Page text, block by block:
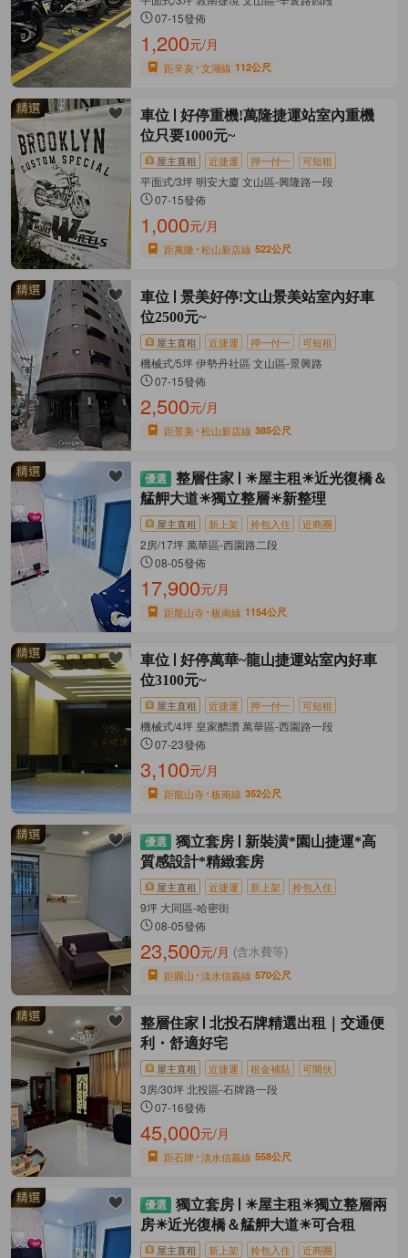
07-15發佈
1,200元/月
距辛亥 文湖線 112公尺
車位
好停重機!萬隆捷運站室內重機
位只要1000元~
屋主直租 近捷運 押一付一 可短租
平面式/3坪 明安大廈 文山區-興隆路一段
07-15發佈
1,000元/月
距萬隆 松山新店線 522公尺
車位
景美好停!文山景美站室內好車
位2500元~
屋主直租 近捷運 押一付一 可短租
機械式/5坪 伊勢丹社區 文山區-景興路
07-15發佈
2,500元/月
距景美 松山新店線 385公尺
整層住家
☀屋主租☀近光復橋＆
艋舺大道☀獨立整層☀新整理
屋主直租 新上架 拎包入住 近商圈
2房/17坪 萬華區-西園路二段
08-05發佈
17,900元/月
距龍山寺 板南線 1154公尺
車位
好停萬華~龍山捷運站室內好車
位3100元~
屋主直租 近捷運 押一付一 可短租
機械式/4坪 皇家醴讚 萬華區-西園路一段
07-23發佈
3,100元/月
距龍山寺 板南線 352公尺
獨立套房
新裝潢*園山捷運*高
質感設計*精緻套房
屋主直租 近捷運 新上架 拎包入住
9坪 大同區-哈密街
08-05發佈
23,500元/月 (含水費等)
距圓山 淡水信義線 570公尺
整層住家
北投石牌精選出租｜交通便
利・舒適好宅
屋主直租 近捷運 租金補貼 可開伙
3房/30坪 北投區-石牌路一段
07-16發佈
45,000元/月
距石牌 淡水信義線 558公尺
獨立套房
☀屋主租☀獨立整層兩
房☀近光復橋＆艋舺大道☀可合租
屋主直租 新上架 拎包入住 近商圈